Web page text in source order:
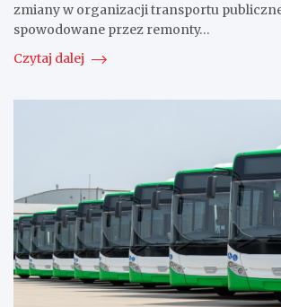
zmiany w organizacji transportu
spowodowane przez remonty…
Czytaj dalej